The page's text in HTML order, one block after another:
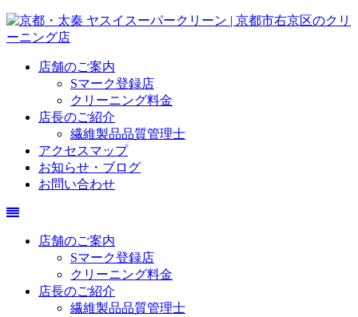
店舗のご案内
Sマーク登録店
クリーニング料金
店長のご紹介
繊維製品品質管理士
アクセスマップ
お知らせ・ブログ
お問い合わせ
店舗のご案内
Sマーク登録店
クリーニング料金
店長のご紹介
繊維製品品質管理士